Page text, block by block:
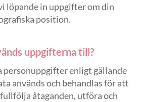
löpande in uppgifter om din
position.
uppgifterna till?
personuppgifter enligt gällande
används och behandlas för att
åtaganden, utföra och